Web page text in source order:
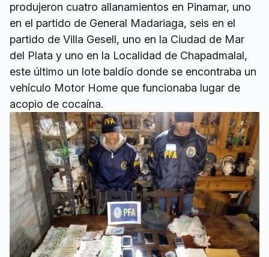
produjeron cuatro allanamientos en Pinamar, uno
en el partido de General Madariaga, seis en el
partido de Villa Gesell, uno en la Ciudad de Mar
del Plata y uno en la Localidad de Chapadmalal,
este último un lote baldío donde se encontraba un
vehículo Motor Home que funcionaba lugar de
acopio de cocaína.